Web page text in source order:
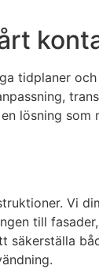
tidplaner
lösning som
Vi
till
säkerställa